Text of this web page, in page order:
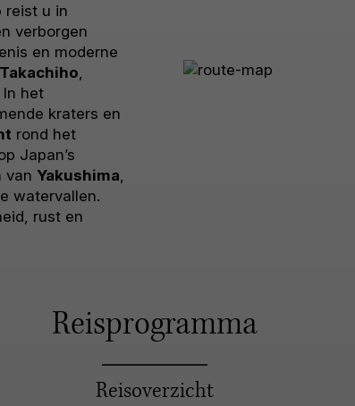
reist u in
verborgen
en moderne
Takachiho
het
kraters en
rond het
Japan’s
van Yakushima
watervallen.
rust en
Reisprogramma
Reisoverzicht